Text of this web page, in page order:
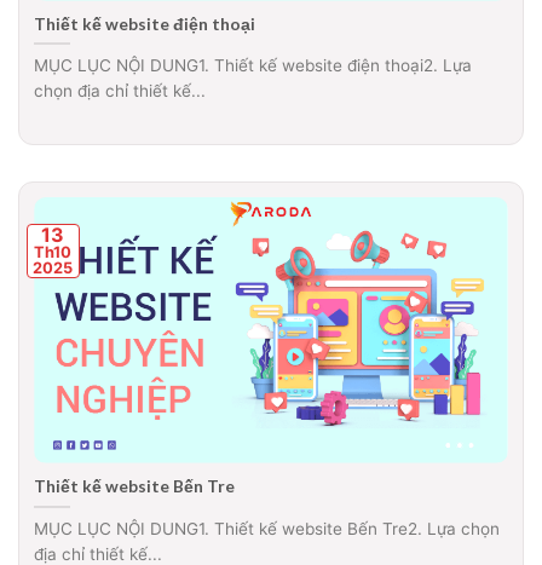
Thiết kế website điện thoại
MỤC LỤC NỘI DUNG1. Thiết kế website điện thoại2. Lựa
chọn địa chỉ thiết kế...
Thiết kế website Bến Tre
MỤC LỤC NỘI DUNG1. Thiết kế website Bến Tre2. Lựa chọn
địa chỉ thiết kế...
13
Th10
2025